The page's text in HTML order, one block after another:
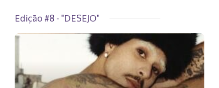
Edição #8 - "DESEJO"